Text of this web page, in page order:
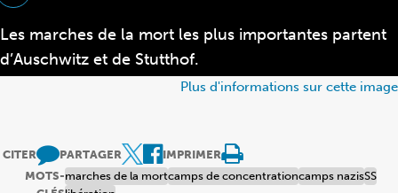
Plus d'informations sur cette image
Les marches de la mort les plus importantes partent
d’Auschwitz et de Stutthof.
CITER PARTAGER
IMPRIMER
MOTS-marches de la mortcamps de concentrationcamps nazisSS